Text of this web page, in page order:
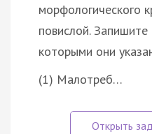
морфологического
повислой.
которыми они
(1) Малотреб…